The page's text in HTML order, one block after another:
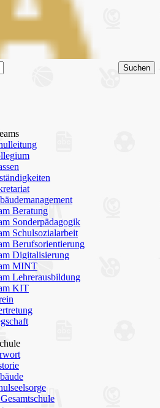
Beratung
Sonderpädagogik
Schulsozialarbeit
Berufsorientierung
Digitalisierung
MINT
Lehrerausbildung
KIT